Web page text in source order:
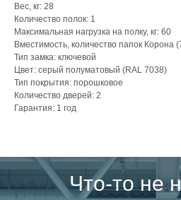
Вес, кг: 28
Количество полок: 1
Максимальная нагрузка на полку, кг: 60
Вместимость, количество папок Корона
Тип замка: ключевой
Цвет: серый полуматовый (RAL 7038)
Тип покрытия: порошковое
Количество дверей: 2
Гарантия: 1 год
Что-то не